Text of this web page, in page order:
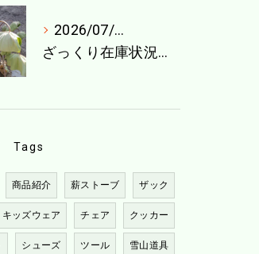
2026/07/21
ざっくり在庫状況（7月4週目）
Tags
商品紹介 薪ストーブ ザック
キッズウェア チェア クッカー
シューズ ツール 雪山道具